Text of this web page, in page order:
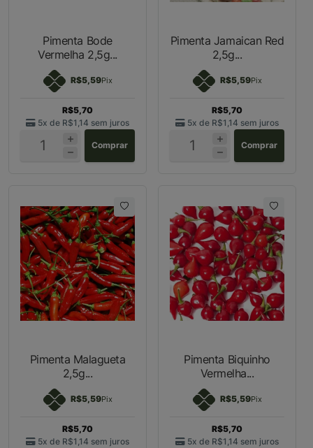
Pimenta Bode
Vermelha 2,5g...
R$5,59Pix
R$5,70
5x de R$1,14 sem juros
Comprar
Pimenta Jamaican Red
2,5g...
R$5,59Pix
R$5,70
5x de R$1,14 sem juros
Comprar
Pimenta Malagueta
2,5g...
R$5,59Pix
R$5,70
5x de R$1,14 sem juros
Pimenta Biquinho
Vermelha...
R$5,59Pix
R$5,70
5x de R$1,14 sem juros